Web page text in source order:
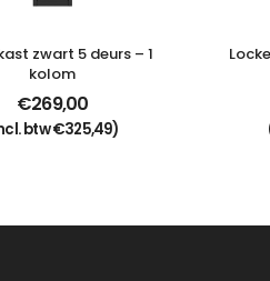
zwart 5 deurs – 1
kolom
€269,00
btw€325,49)